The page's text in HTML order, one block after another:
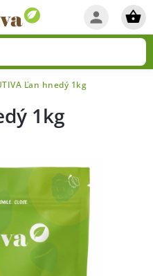
Ľan hnedý 1kg
1kg